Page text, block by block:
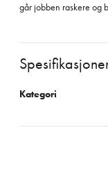
går jobben raskere og
Kategori